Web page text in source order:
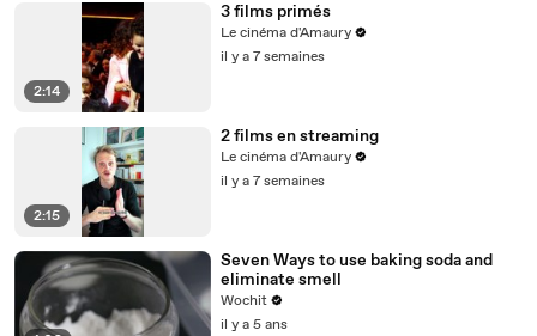
2:14
3 films primés
Le cinéma d'Amaury
il y a 7 semaines
2:15
2 films en streaming
Le cinéma d'Amaury
il y a 7 semaines
Seven Ways to use baking soda and
eliminate smell
Wochit
il y a 5 ans